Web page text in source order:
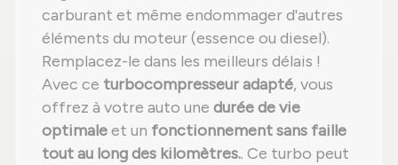
carburant et même endommager d'autres
éléments du moteur (essence ou diesel).
Remplacez-le dans les meilleurs délais !
Avec ce turbocompresseur adapté, vous
offrez à votre auto une durée de vie
optimaleet un fonctionnement sans faille
tout au long des kilomètres.. Ce turbo peut